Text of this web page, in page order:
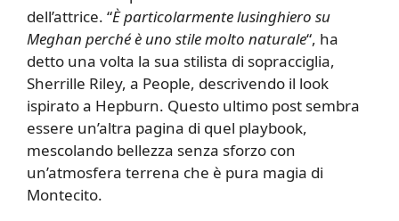
dell’attrice. “È particolarmente lusinghiero su
Meghan perché è uno stile molto naturale“, ha
detto una volta la sua stilista di sopracciglia,
Sherrille Riley, a People, descrivendo il look
ispirato a Hepburn. Questo ultimo post sembra
essere un’altra pagina di quel playbook,
mescolando bellezza senza sforzo con
un’atmosfera terrena che è pura magia di
Montecito.